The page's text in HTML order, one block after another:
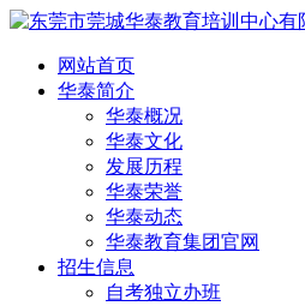
网站首页
华泰简介
华泰概况
华泰文化
发展历程
华泰荣誉
华泰动态
华泰教育集团官网
招生信息
自考独立办班